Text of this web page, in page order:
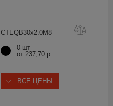
CTEQB30x2.0M8
0 шт
от 237,70 р.
ВСЕ ЦЕНЫ